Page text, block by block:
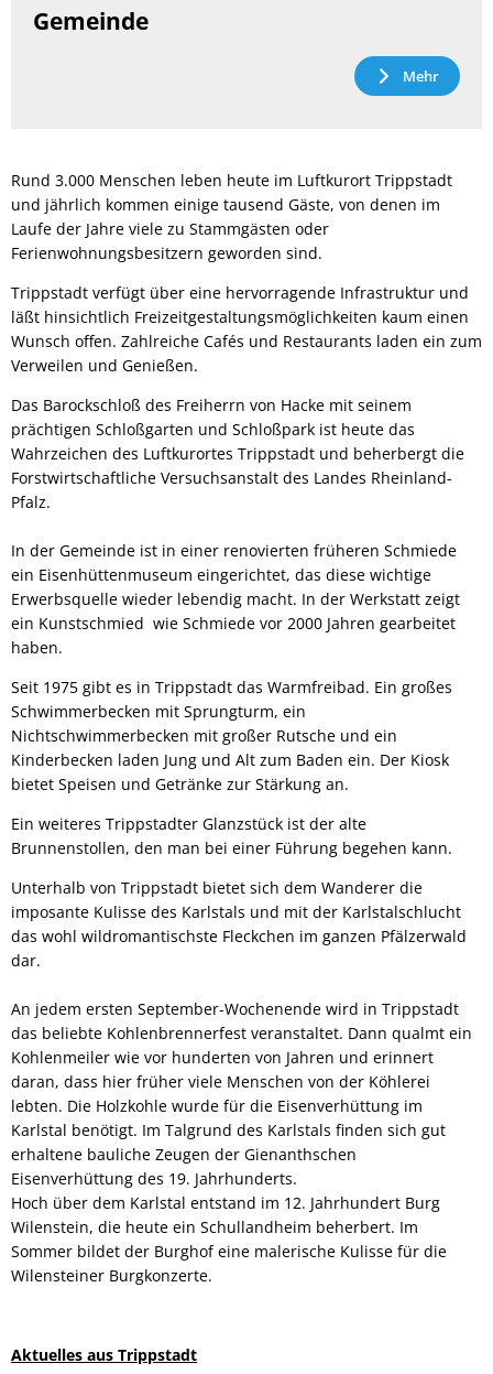
Gemeinde
Mehr
Rund 3.000 Menschen leben heute im Luftkurort Trippstadt
und jährlich kommen einige tausend Gäste, von denen im
Laufe der Jahre viele zu Stammgästen oder
Ferienwohnungsbesitzern geworden sind.
Trippstadt verfügt über eine hervorragende Infrastruktur und
läßt hinsichtlich Freizeitgestaltungsmöglichkeiten kaum einen
Wunsch offen. Zahlreiche Cafés und Restaurants laden ein zum
Verweilen und Genießen.
Das Barockschloß des Freiherrn von Hacke mit seinem
prächtigen Schloßgarten und Schloßpark ist heute das
Wahrzeichen des Luftkurortes Trippstadt und beherbergt die
Forstwirtschaftliche Versuchsanstalt des Landes Rheinland-
Pfalz.
In der Gemeinde ist in einer renovierten früheren Schmiede
ein Eisenhüttenmuseum eingerichtet, das diese wichtige
Erwerbsquelle wieder lebendig macht. In der Werkstatt zeigt
ein Kunstschmied wie Schmiede vor 2000 Jahren gearbeitet
haben.
Seit 1975 gibt es in Trippstadt das Warmfreibad. Ein großes
Schwimmerbecken mit Sprungturm, ein
Nichtschwimmerbecken mit großer Rutsche und ein
Kinderbecken laden Jung und Alt zum Baden ein. Der Kiosk
bietet Speisen und Getränke zur Stärkung an.
Ein weiteres Trippstadter Glanzstück ist der alte
Brunnenstollen, den man bei einer Führung begehen kann.
Unterhalb von Trippstadt bietet sich dem Wanderer die
imposante Kulisse des Karlstals und mit der Karlstalschlucht
das wohl wildromantischste Fleckchen im ganzen Pfälzerwald
dar.
An jedem ersten September-Wochenende wird in Trippstadt
das beliebte Kohlenbrennerfest veranstaltet. Dann qualmt ein
Kohlenmeiler wie vor hunderten von Jahren und erinnert
daran, dass hier früher viele Menschen von der Köhlerei
lebten. Die Holzkohle wurde für die Eisenverhüttung im
Karlstal benötigt. Im Talgrund des Karlstals finden sich gut
erhaltene bauliche Zeugen der Gienanthschen
Eisenverhüttung des 19. Jahrhunderts.
Hoch über dem Karlstal entstand im 12. Jahrhundert Burg
Wilenstein, die heute ein Schullandheim beherbert. Im
Sommer bildet der Burghof eine malerische Kulisse für die
Wilensteiner Burgkonzerte.
Aktuelles aus Trippstadt